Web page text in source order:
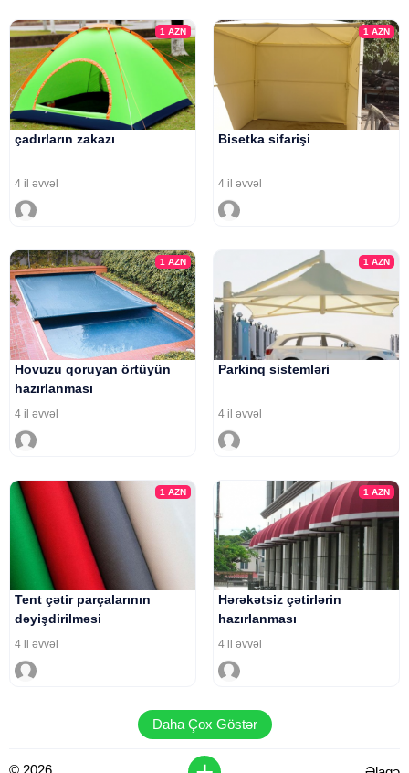
1AZN
çadırların zakazı
4 il əvvəl
1 AZN
Bisetka sifarişi
4 il əvvəl
1AZN
Hovuzu qoruyan örtüyün
hazırlanması
4 il əvvəl
1 AZN
Parkinq sistemləri
4 il əvvəl
1AZN
Tent çətir parçalarının
dəyişdirilməsi
4 il əvvəl
1 AZN
Hərəkətsiz çətirlərin
hazırlanması
4 il əvvəl
Daha Çox Göstər
© 2026